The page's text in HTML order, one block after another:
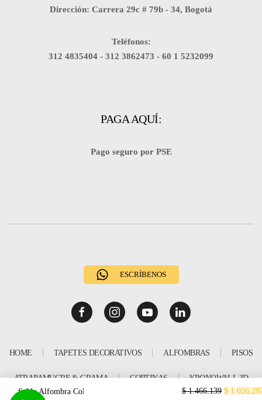
Saldo Alfombra Colonial Beige 5.32x3.10m $1.466.139 $
Dirección: Carrera 29c # 79b - 34, Bogotá
Teléfonos:
312 4835404 - 312 3862473 - 60 1 5232099
PAGA AQUÍ:
Pago seguro por PSE
ESCRÍBENOS
HOME TAPETES DECORATIVOS ALFOMBRAS PISOS
ATRAPAMUGRE & GRAMA CORTINAS KRONOWALL 3D